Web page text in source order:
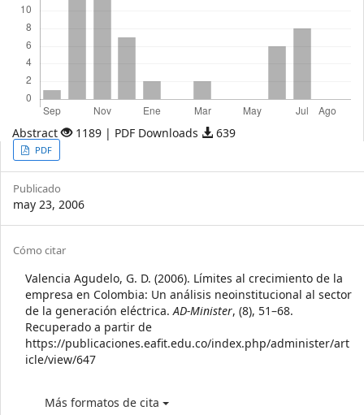
Abstract 1189 | PDF Downloads 639
Article
Sidebar
PDF
Publicado
may 23, 2006
Article
Details
Cómo citar
Valencia Agudelo, G. D. (2006). Límites al crecimiento de la
empresa en Colombia: Un análisis neoinstitucional al sector
de la generación eléctrica.AD-Minister, (8), 51–68.
Recuperado a partir de
https://publicaciones.eafit.edu.co/index.php/administer/art
icle/view/647
Más formatos de cita